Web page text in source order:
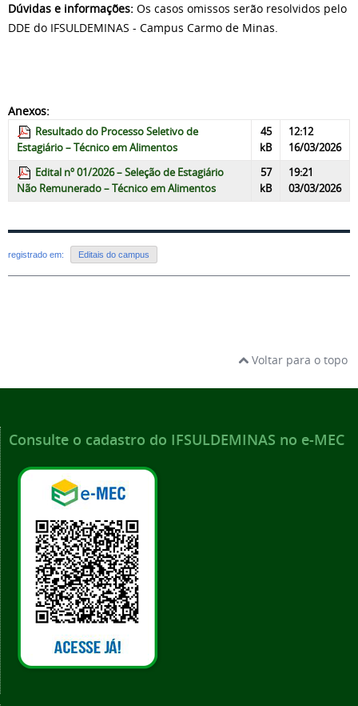
Dúvidas e informações: Os casos omissos serão resolvidos pelo
DDE do IFSULDEMINAS - Campus Carmo de Minas.
Anexos:
Resultado do Processo Seletivo de
Estagiário – Técnico em Alimentos
45
kB
12:12
16/03/2026
Edital nº 01/2026 – Seleção de Estagiário
Não Remunerado – Técnico em Alimentos
57
kB
19:21
03/03/2026
registrado em: Editais do campus
Voltar para o topo
Consulte o cadastro do IFSULDEMINAS no e-MEC